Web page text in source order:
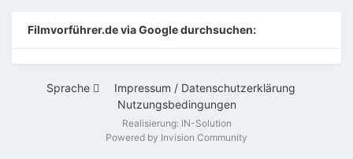
Filmvorführer.de via Google durchsuchen:
Sprache
Impressum / Datenschutzerklärung
Nutzungsbedingungen
Realisierung: IN-Solution
Powered by Invision Community